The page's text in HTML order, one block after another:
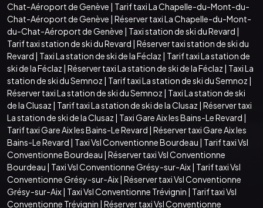
Chat-Aéroport de Genève | Tarif taxi La Chapelle-du-Mont-du-
Chat-Aéroport de Genève | Réserver taxi La Chapelle-du-Mont-
du-Chat-Aéroport de Genève | Taxi station de ski du Revard |
Tarif taxi station de ski du Revard | Réserver taxi station de ski du
Revard | Taxi La station de ski de la Féclaz | Tarif taxi La station de
ski de la Féclaz | Réserver taxi La station de ski de la Féclaz | Taxi La
station de ski du Semnoz | Tarif taxi La station de ski du Semnoz |
Réserver taxi La station de ski du Semnoz | Taxi La station de ski
de la Clusaz | Tarif taxi La station de ski de la Clusaz | Réserver taxi
La station de ski de la Clusaz | Taxi Gare Aix les Bains-Le Revard |
Tarif taxi Gare Aix les Bains-Le Revard | Réserver taxi Gare Aix les
Bains-Le Revard | Taxi Vsl Conventionne Bourdeau | Tarif taxi Vsl
Conventionne Bourdeau | Réserver taxi Vsl Conventionne
Bourdeau | Taxi Vsl Conventionne Grésy-sur-Aix| Tarif taxi Vsl
Conventionne Grésy-sur-Aix| Réserver taxi Vsl Conventionne
Grésy-sur-Aix| Taxi Vsl Conventionne Trévignin | Tarif taxi Vsl
Conventionne Trévignin | Réserver taxi Vsl Conventionne